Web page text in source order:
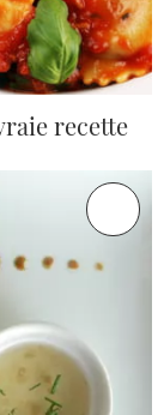
recette